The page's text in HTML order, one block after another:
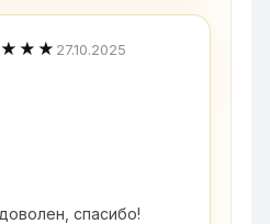
27.10.2025
спасибо!